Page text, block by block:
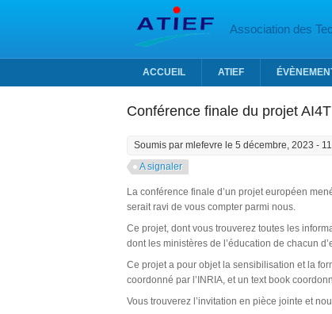
Association des
ACCUEIL ATIEF
Conférence finale du projet AI4T
Soumis par mlefevre le 5 décembre, 2023 -
A signaler
La conférence finale d’un projet européen
serait ravi de vous compter parmi nous.
Ce projet, dont vous trouverez toutes les
dont les ministères de l’éducation de chacun
Ce projet a pour objet la sensibilisation et la
coordonné par l’INRIA, et un text book
Vous trouverez l’invitation en pièce jointe et